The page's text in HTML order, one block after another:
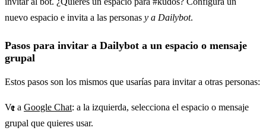
nuevo espacio e invita a las personas y a Dailybot.
Pasos para invitar a Dailybot a un espacio o mensaje
grupal
Estos pasos son los mismos que usarías para invitar a otras personas:
​Ve a Google Chat: a la izquierda, selecciona el espacio o mensaje
grupal que quieres usar.